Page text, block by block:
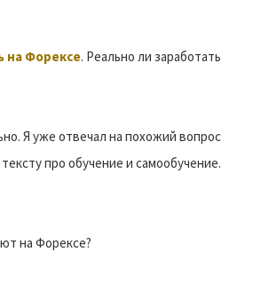
на Форексе. Реально ли заработать
Я уже отвечал на похожий вопрос
про обучение и самообучение.
на Форексе?